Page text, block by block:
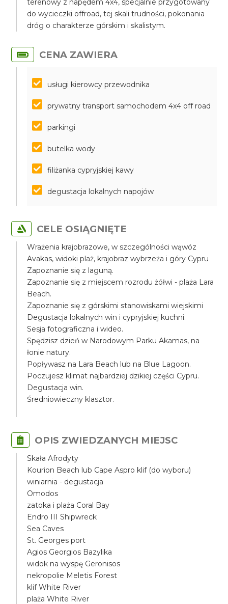
terenowy z napędem 4x4, specjalnie przygotowany
do wycieczki offroad, tej skali trudności, pokonania
dróg o charakterze górskim i skalistym.
CENA ZAWIERA
usługi kierowcy przewodnika
prywatny transport samochodem 4x4 off road
parkingi
butelka wody
filiżanka cypryjskiej kawy
degustacja lokalnych napojów
CELE OSIĄGNIĘTE
Wrażenia krajobrazowe, w szczególności wąwóz
Avakas, widoki plaż, krajobraz wybrzeża i góry Cypru
Zapoznanie się z laguną.
Zapoznanie się z miejscem rozrodu żółwi - plaża Lara
Beach.
Zapoznanie się z górskimi stanowiskami wiejskimi
Degustacja lokalnych win i cypryjskiej kuchni.
Sesja fotograficzna i wideo.
Spędzisz dzień w Narodowym Parku Akamas, na
łonie natury.
Popływasz na Lara Beach lub na Blue Lagoon.
Poczujesz klimat najbardziej dzikiej części Cypru.
Degustacja win.
Średniowieczny klasztor.
OPIS ZWIEDZANYCH MIEJSC
Skała Afrodyty
Kourion Beach lub Cape Aspro klif (do wyboru)
winiarnia - degustacja
Omodos
zatoka i plaża Coral Bay
Endro III Shipwreck
Sea Caves
St. Georges port
Agios Georgios Bazylika
widok na wyspę Geronisos
nekropolie Meletis Forest
klif White River
plaża White River